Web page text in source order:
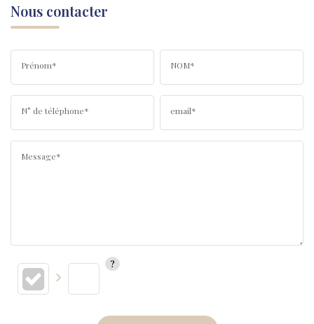
Nous contacter
Prénom* NOM*
N° de téléphone* email*
Message*